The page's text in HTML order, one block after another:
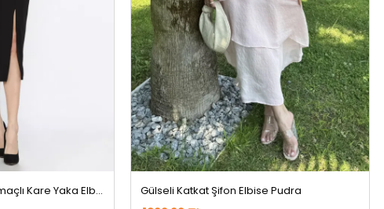
Gülseli Katkat Şifon Elbise Pudra
1299,99 TL